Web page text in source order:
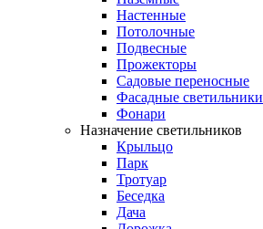
Настенные
Потолочные
Подвесные
Прожекторы
Садовые переносные
Фасадные светильники
Фонари
Назначение светильников
Крыльцо
Парк
Тротуар
Беседка
Дача